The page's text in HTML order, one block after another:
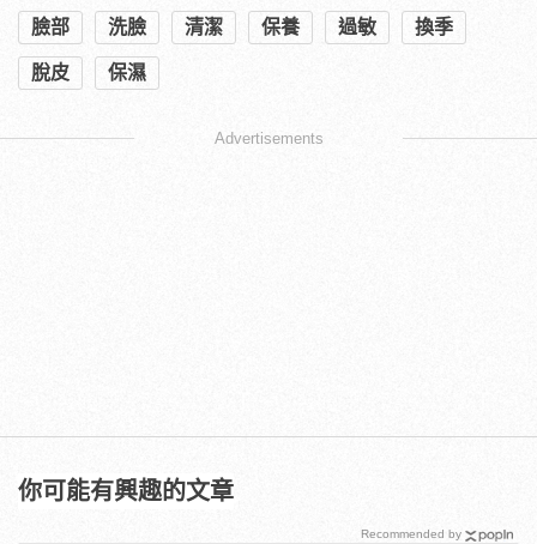
臉部 洗臉 清潔 保養 過敏 換季
脫皮 保濕
Advertisements
你可能有興趣的文章
Recommended by